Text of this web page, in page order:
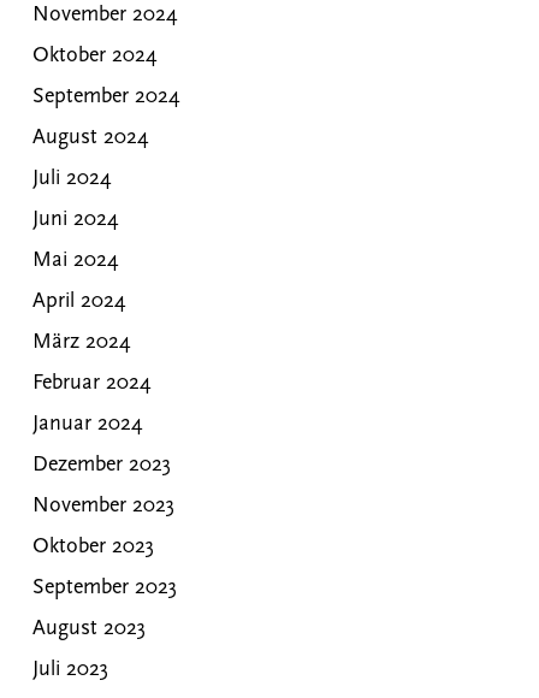
November 2024
Oktober 2024
September 2024
August 2024
Juli 2024
Juni 2024
Mai 2024
April 2024
März 2024
Februar 2024
Januar 2024
Dezember 2023
November 2023
Oktober 2023
September 2023
August 2023
Juli 2023